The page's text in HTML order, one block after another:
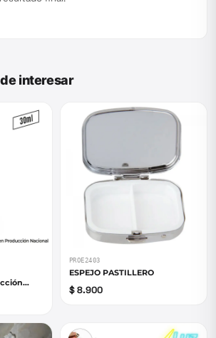
interesar
PROE2403
ESPEJO PASTILLERO
$ 8.900